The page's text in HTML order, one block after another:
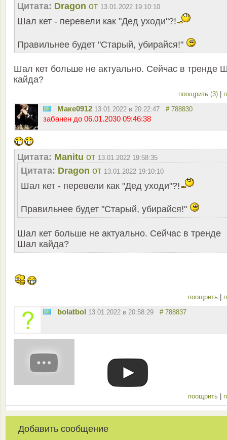
Цитата: Dragon от 13.01.2022 19:10:10
Шал кет - перевели как "Дед уходи"?!
Правильнее будет "Старый, убирайся!"
Шал кет больше не актуально. Сейчас в тренде
кайда?
поощрить (3) |
Маке0912 13.01.2022 в 20:22:47 # 788830
забанен до 06.01.2030 09:46:38
Цитата: Manitu от 13.01.2022 19:58:35
Цитата: Dragon от 13.01.2022 19:10:10
Шал кет - перевели как "Дед уходи"?!
Правильнее будет "Старый, убирайся!"
Шал кет больше не актуально. Сейчас в тренде
Шал кайда?
поощрить |
bolatbol 13.01.2022 в 20:58:29 # 788837
поощрить |
Добавить сообщение